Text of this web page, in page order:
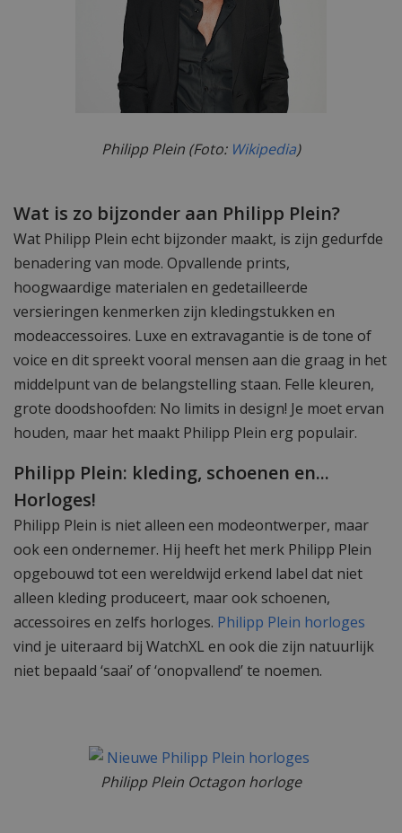
Philipp Plein (Foto: Wikipedia)
Wat is zo bijzonder aan Philipp Plein?
Wat Philipp Plein echt bijzonder maakt, is zijn gedurfde
benadering van mode. Opvallende prints,
hoogwaardige materialen en gedetailleerde
versieringen kenmerken zijn kledingstukken en
modeaccessoires. Luxe en extravagantie is de tone of
voice en dit spreekt vooral mensen aan die graag in het
middelpunt van de belangstelling staan. Felle kleuren,
grote doodshoofden: No limits in design! Je moet ervan
houden, maar het maakt Philipp Plein erg populair.
Philipp Plein: kleding, schoenen en...
Horloges!
Philipp Plein is niet alleen een modeontwerper, maar
ook een ondernemer. Hij heeft het merk Philipp Plein
opgebouwd tot een wereldwijd erkend label dat niet
alleen kleding produceert, maar ook schoenen,
accessoires en zelfs horloges. Philipp Plein horloges
vind je uiteraard bij WatchXL en ook die zijn natuurlijk
niet bepaald ‘saai’ of ‘onopvallend’ te noemen.
Philipp Plein Octagon horloge